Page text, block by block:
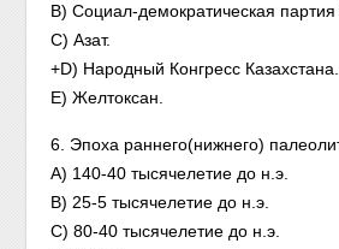
B) Социал-демократическая партия
C) Азат.
+D) Народный Конгресс Казахстана.
E) Желтоксан.
6. Эпоха раннего(нижнего)
A) 140-40 тысячелетие до н.э.
B) 25-5 тысячелетие до н.э.
C) 80-40 тысячелетие до н.э.